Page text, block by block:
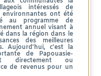
intéressés de
environnantes ont été
au programme de
annuel visant à
dans la région dans le
des meilleures
Aujourd'hui, c'est la
de Papouasie-
directement ou
de revenus pour un